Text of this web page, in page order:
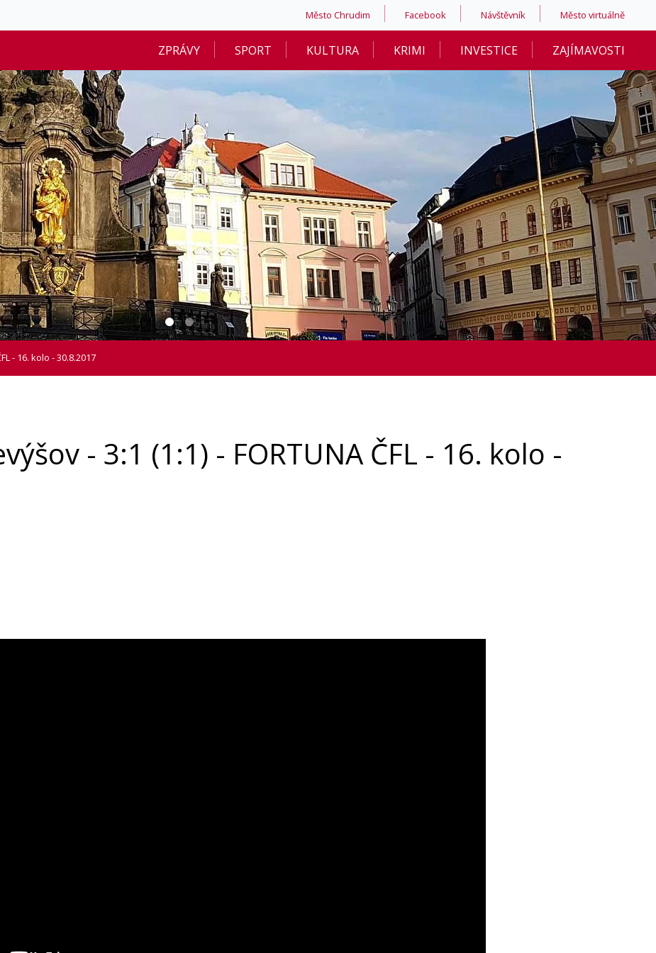
Město Chrudim Facebook Návštěvník Město virtuálně
ZPRÁVY SPORT KULTURA KRIMI INVESTICE ZAJÍMAVOSTI
- 16. kolo - 30.8.2017
- 3:1 (1:1) - FORTUNA ČFL - 16. kolo -